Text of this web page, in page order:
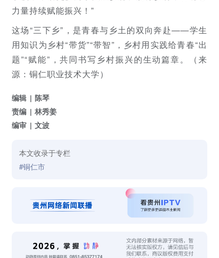
力量持续赋能振兴！”
这场“三下乡”，是青春与乡土的双向奔赴——学生
用知识为乡村“带货”“带智”，乡村用实践给青春“出
题”“赋能”，共同书写乡村振兴的生动篇章。（来
源：铜仁职业技术大学）
编辑
陈琴
责编
林秀姜
编审
文波
本文收录于专栏
#铜仁市